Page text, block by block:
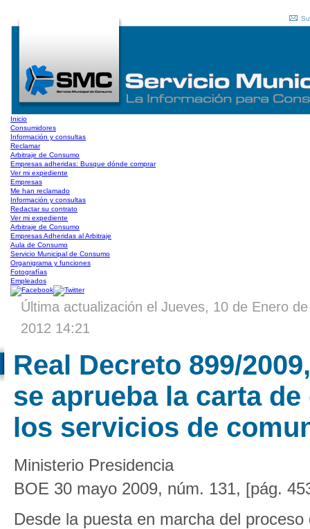
Inicio
Consumidores
Información y consultas
Reclamar
Arbitraje de Consumo
Empresas adheridas: Busque dónde comprar
Ver mi expediente
Empresas
Me han reclamado
Información y consultas
Redactar su contrato
Ver mi expediente
Arbitraje de Consumo
Empresas Adheridas al Arbitraje
Aula de Consumo
Servicio Municipal de Consumo
Organigrama y funciones
Fotografías
Empleados
Última actualización el Jueves, 10 de Enero
2012 14:21
Real Decreto 899/
se aprueba la carta
los servicios de
Ministerio Presidencia
BOE 30 mayo 2009, núm. 131, [pág.
Desde la puesta en marcha del